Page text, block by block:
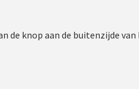
knop aan de buitenzijde